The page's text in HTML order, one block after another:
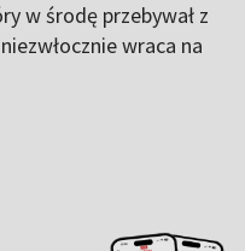
w środę przebywał z
wraca na